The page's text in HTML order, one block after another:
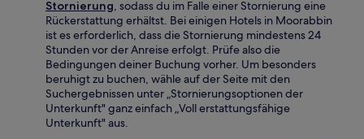
Stornierung, sodass du im Falle einer Stornierung eine
Rückerstattung erhältst. Bei einigen Hotels in Moorabbin
ist es erforderlich, dass die Stornierung mindestens 24
Stunden vor der Anreise erfolgt. Prüfe also die
Bedingungen deiner Buchung vorher. Um besonders
beruhigt zu buchen, wähle auf der Seite mit den
Suchergebnissen unter „Stornierungsoptionen der
Unterkunft" ganz einfach „Voll erstattungsfähige
Unterkunft" aus.